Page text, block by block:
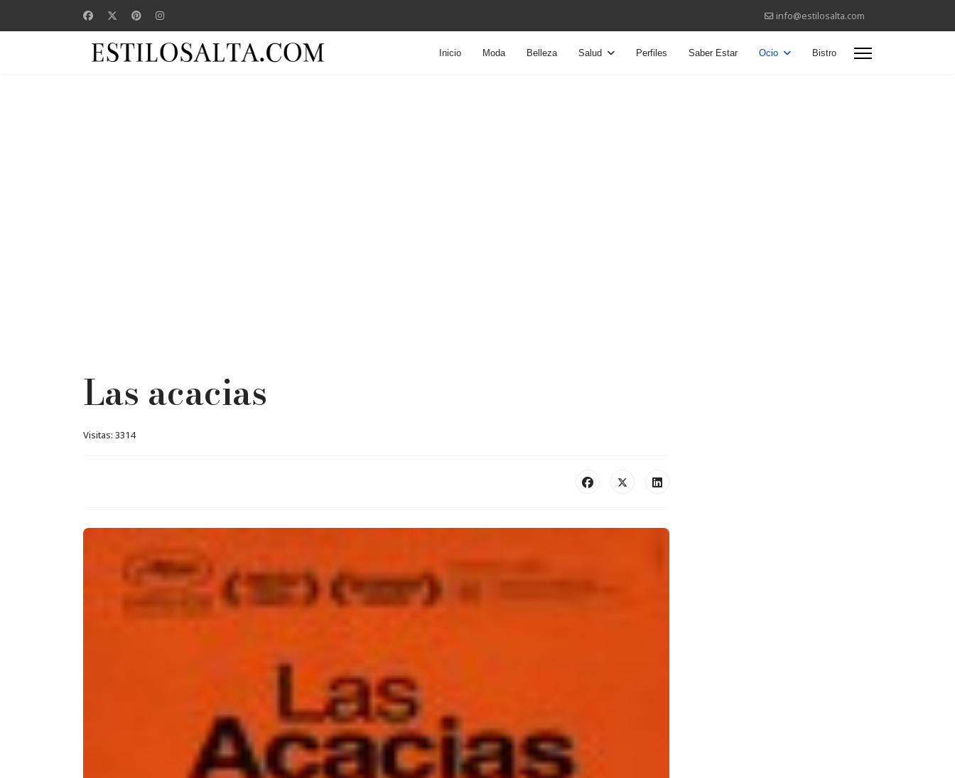
info@estilosalta.com
Inicio Moda Belleza Salud Perfiles Saber Estar Ocio Bistro
Las acacias
Visitas: 3314